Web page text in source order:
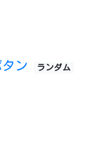
ン ランダム